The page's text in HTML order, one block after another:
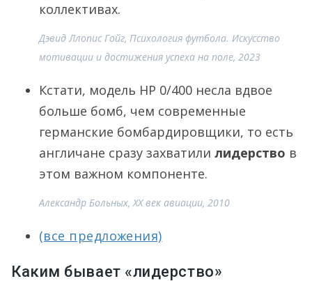
коллективах.
Дэвид Ллопис Гойг, Психология футбола. Искусство
мотивации и достижения успеха на поле, 2023
Кстати, модель HP 0/400 несла вдвое
больше бомб, чем современные
германские бомбардировщики, то есть
англичане сразу захватили лидерство в
этом важном компоненте.
Александр Больных, XX век авиации, 2010
(все предложения)
Каким бывает «лидерство»